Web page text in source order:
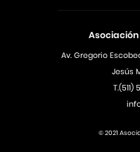
Av. Gregorio
Jesús
T.(511)
© 2021